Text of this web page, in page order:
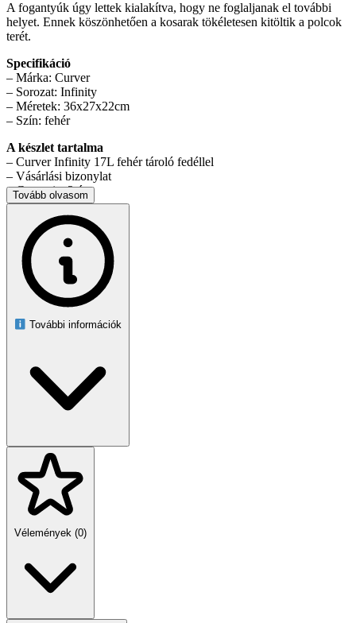
A fogantyúk úgy lettek kialakítva, hogy ne foglaljanak el további
helyet. Ennek köszönhetően a kosarak tökéletesen kitöltik a polcok
terét.
Specifikáció
– Márka: Curver
– Sorozat: Infinity
– Méretek: 36x27x22cm
– Szín: fehér
A készlet tartalma
– Curver Infinity 17L fehér tároló fedéllel
– Vásárlási bizonylat
– Garancia: 2 év
Jellemzők
– Praktikus tároló egyszerű vonalvezetéssel, amelyet a skandináv
stílus inspirált
– A fogantyúk nem foglalnak el további helyet
– Univerzális felhasználás
Tovább olvasom
További információk
Vélemények (0)